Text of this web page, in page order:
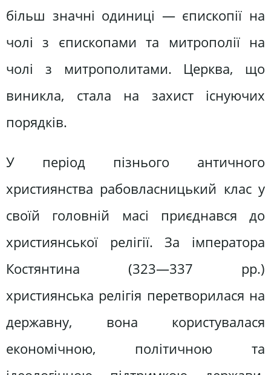
більш значні одиниці — єпископії на
чолі з єпископами та митрополії на
чолі з митрополитами. Церква, що
виникла, стала на захист існуючих
порядків.
У період пізнього античного
християнства рабовласницький клас у
своїй головній масі приєднався до
християнської релігії. За імператора
Костянтина (323—337 рр.)
християнська релігія перетворилася на
державну, вона користувалася
економічною, політичною та